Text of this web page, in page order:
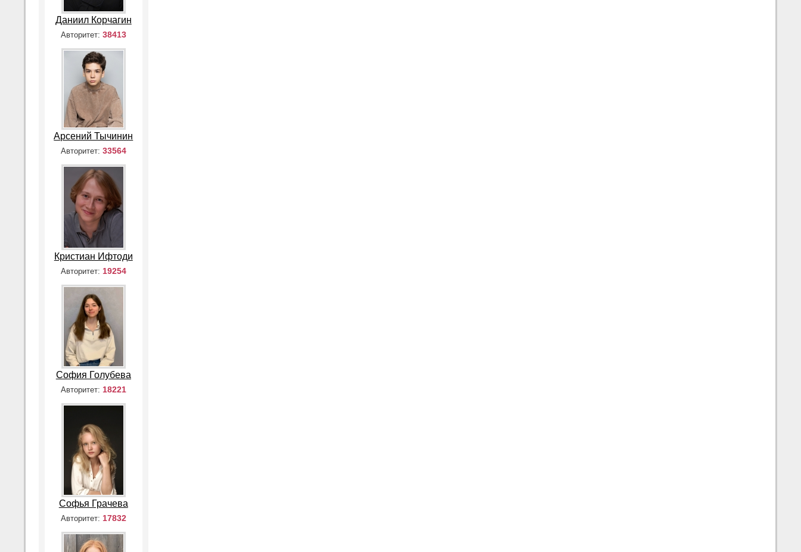
Даниил Корчагин
Авторитет: 38413
Арсений Тычинин
Авторитет: 33564
Кристиан Ифтоди
Авторитет: 19254
София Голубева
Авторитет: 18221
Софья Грачева
Авторитет: 17832